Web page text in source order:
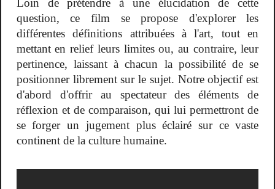
Loin de prétendre à une élucidation de cette
question, ce film se propose d'explorer les
différentes définitions attribuées à l'art, tout en
mettant en relief leurs limites ou, au contraire, leur
pertinence, laissant à chacun la possibilité de se
positionner librement sur le sujet. Notre objectif est
d'abord d'offrir au spectateur des éléments de
réflexion et de comparaison, qui lui permettront de
se forger un jugement plus éclairé sur ce vaste
continent de la culture humaine.